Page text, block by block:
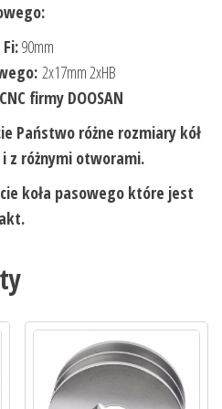
90mm
2x17mm 2xHB
CNC firmy DOOSAN
Państwo różne rozmiary kół
i z różnymi otworami.
koła pasowego które jest